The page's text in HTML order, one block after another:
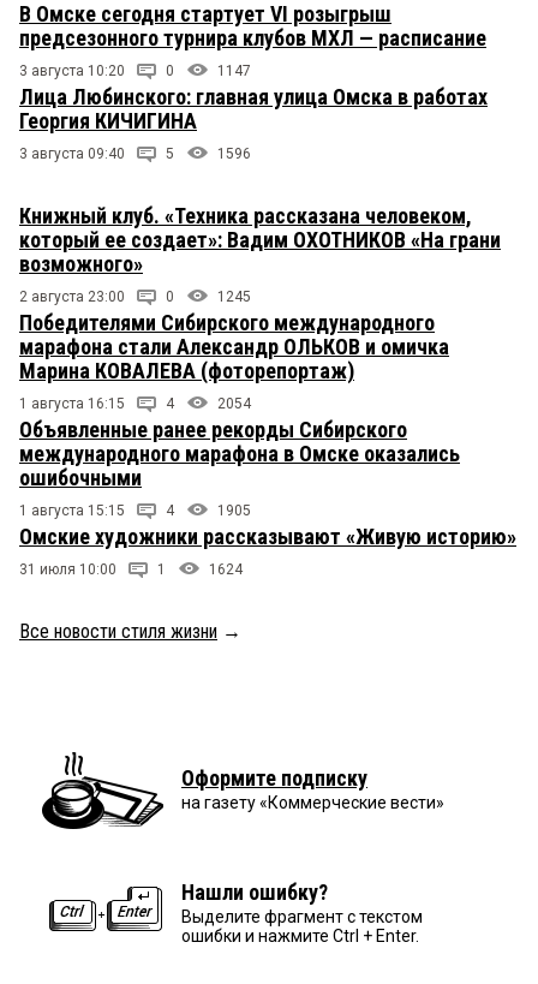
В Омске сегодня стартует VI розыгрыш
предсезонного турнира клубов МХЛ — расписание
3 августа 10:20 0 1147
Лица Любинского: главная улица Омска в работах
Георгия КИЧИГИНА
3 августа 09:40 5 1596
Книжный клуб. «Техника рассказана человеком,
который ее создает»: Вадим ОХОТНИКОВ «На грани
возможного»
2 августа 23:00 0 1245
Победителями Сибирского международного
марафона стали Александр ОЛЬКОВ и омичка
Марина КОВАЛЕВА (фоторепортаж)
1 августа 16:15 4 2054
Объявленные ранее рекорды Сибирского
международного марафона в Омске оказались
ошибочными
1 августа 15:15 4 1905
Омские художники рассказывают «Живую историю»
31 июля 10:00 1 1624
Все новости стиля жизни →
Оформите подписку
на газету «Коммерческие вести»
Нашли ошибку?
Выделите фрагмент с текстом
ошибки и нажмите Ctrl + Enter.